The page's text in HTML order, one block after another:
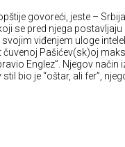
govoreći, jeste –
se pred njega
viđenjem uloge
Pašićev(sk)oj
Englez”. Njegov
bio je “oštar, ali fer”,